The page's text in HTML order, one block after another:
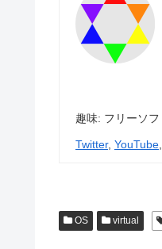
趣味: フリーソフ
Twitter, YouTube,
OS virtual